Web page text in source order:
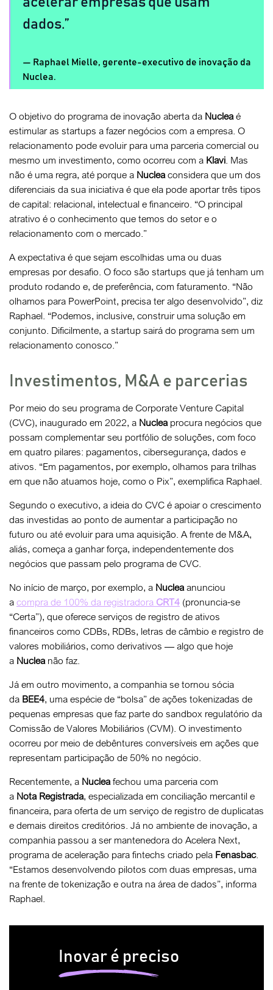
dados.
Raphael Mielle, gerente-executivo de inovação da
Nuclea.
O objetivo do programa de inovação aberta da Nucleaé
estimular as startups a fazer negócios com a empresa. O
relacionamento pode evoluir para uma parceria comercial ou
mesmo um investimento, como ocorreu com a Klavi. Mas
não é uma regra, até porque a Nucleaconsidera que um dos
diferenciais da sua iniciativa é que ela pode aportar três tipos
de capital: relacional, intelectual e financeiro. “O principal
atrativo é o conhecimento que temos do setor e o
relacionamento com o mercado.”
A expectativa é que sejam escolhidas uma ou duas
empresas por desafio. O foco são startups que já tenham um
produto rodando e, de preferência, com faturamento. “Não
olhamos para PowerPoint, precisa ter algo desenvolvido”, diz
Raphael. “Podemos, inclusive, construir uma solução em
conjunto. Dificilmente, a startup sairá do programa sem um
relacionamento conosco.”
Investimentos, M&A e parcerias
Por meio do seu programa de Corporate Venture Capital
(CVC), inaugurado em 2022, a Nucleaprocura negócios que
possam complementar seu portfólio de soluções, com foco
em quatro pilares: pagamentos, cibersegurança, dados e
ativos. “Em pagamentos, por exemplo, olhamos para trilhas
em que não atuamos hoje, como o Pix”, exemplifica Raphael.
Segundo o executivo, a ideia do CVC é apoiar o crescimento
das investidas ao ponto de aumentar a participação no
futuro ou até evoluir para uma aquisição. A frente de M&A,
aliás, começa a ganhar força, independentemente dos
negócios que passam pelo programa de CVC.
No início de março, por exemplo, a Nucleaanunciou
a compra de 100% da registradora CRT4 (pronuncia-se
“Certa”), que oferece serviços de registro de ativos
financeiros como CDBs, RDBs, letras de câmbio e registro de
valores mobiliários, como derivativos — algo que hoje
a Nucleanão faz.
Já em outro movimento, a companhia se tornou sócia
da BEE4, uma espécie de “bolsa” de ações tokenizadas de
pequenas empresas que faz parte do sandbox regulatório da
Comissão de Valores Mobiliários (CVM). O investimento
ocorreu por meio de debêntures conversíveis em ações que
representam participação de 50% no negócio.
Recentemente, a Nucleafechou uma parceria com
a Nota Registrada, especializada em conciliação mercantil e
financeira, para oferta de um serviço de registro de duplicatas
e demais direitos creditórios. Já no ambiente de inovação, a
companhia passou a ser mantenedora do Acelera Next,
programa de aceleração para fintechs criado pela Fenasbac.
“Estamos desenvolvendo pilotos com duas empresas, uma
na frente de tokenização e outra na área de dados”, informa
Raphael.
Inovar é preciso